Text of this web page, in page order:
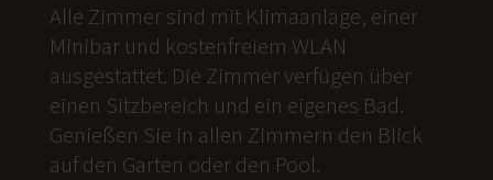
Alle Zimmer sind mit Klimaanlage, einer
Minibar und kostenfreiem WLAN
ausgestattet. Die Zimmer verfügen über
einen Sitzbereich und ein eigenes Bad.
Genießen Sie in allen Zimmern den Blick
auf den Garten oder den Pool.